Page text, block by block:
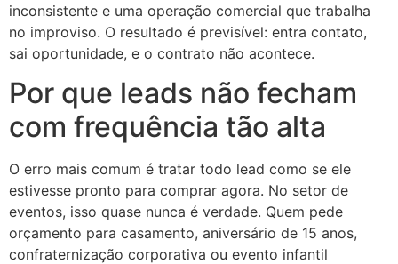
inconsistente e uma operação comercial que trabalha
no improviso. O resultado é previsível: entra contato,
sai oportunidade, e o contrato não acontece.
Por que leads não fecham
com frequência tão alta
O erro mais comum é tratar todo lead como se ele
estivesse pronto para comprar agora. No setor de
eventos, isso quase nunca é verdade. Quem pede
orçamento para casamento, aniversário de 15 anos,
confraternização corporativa ou evento infantil